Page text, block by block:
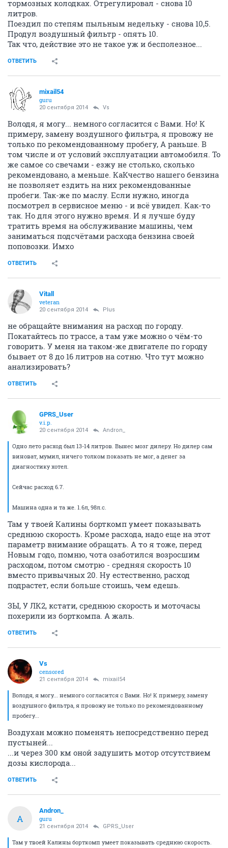
тормозных колодках. Отрегулировал - снова 10
литров.
Поездил по степям пыльным недельку - снова 10,5.
Продул воздушный фильтр - опять 10.
Так что, действие это не такое уж и бесполезное...
ОТВЕТИТЬ
mixail54
guru
20 сентября 2014 Vs
Володя, я могу... немного согласится с Вами. Но! К
примеру, замену воздушного фильтра, я провожу не
только по рекомендованному пробегу, А раньше. В
том числе и от условий эксплуатации автомобиля. То
же самое со свечами - езжу не столько, сколько
рекомендовано, а меньше. КаКчество нашего бензина
не позволяет ездить на них рекомендованные
пробеги. Так-же по маслу. Если нужно, иногда
посмотрел в сервисное меню - и всё увидел. Как-то
так. Но для этого нужно время. И я лучше буду
тратить время на обслуживание машины, чем
заниматься подсчётами расхода бензина своей
поповозки. Имхо
ОТВЕТИТЬ
Vitall
veteran
20 сентября 2014 Plus
не обращайте внимания на расход по городу.
Покатайтесь по трассе, а там уже можно о чём-то
говорить. У меня на таком-же двигателе по городу
бывает от 8 до 16 литров на сотню. Что тут можно
анализировать?
ОТВЕТИТЬ
GPRS_User
v.i.p.
20 сентября 2014 Andron_
Одно лето расход был 13-14 литров. Вынес мозг дилеру. Но дилер сам
виноват, мумил, ничего толком показать не мог, а денег за
диагностику хотел.
Сейчас расход 6.7.
Машина одна и та же. 1.6л, 98л.с.
Там у твоей Калины борткомп умеет показывать
среднюю скорость. Кроме расхода, надо еще на этот
параметр внимание обращать. А то я тоже, перед
Новым годо, помню, чота озаботился возросшим
расходом, потом смотрю - средняя скорость 10
вместо привычных 20. Ну естественно, расход
подрастет, если больше стоишь, чем едешь.
ЗЫ, У ЛК2, кстати, среднюю скорость и моточасы
похерили из борткомпа. А жаль.
ОТВЕТИТЬ
Vs
censored
21 сентября 2014 mixail54
Володя, я могу... немного согласится с Вами. Но! К примеру, замену
воздушного фильтра, я провожу не только по рекомендованному
пробегу...
Воздухан можно поменять непосредственно перед
пустыней...
...и через 300 км оной задушить мотор отсутствием
дозы кислорода...
ОТВЕТИТЬ
A
Andron_
guru
21 сентября 2014 GPRS_User
Там у твоей Калины борткомп умеет показывать среднюю скорость.